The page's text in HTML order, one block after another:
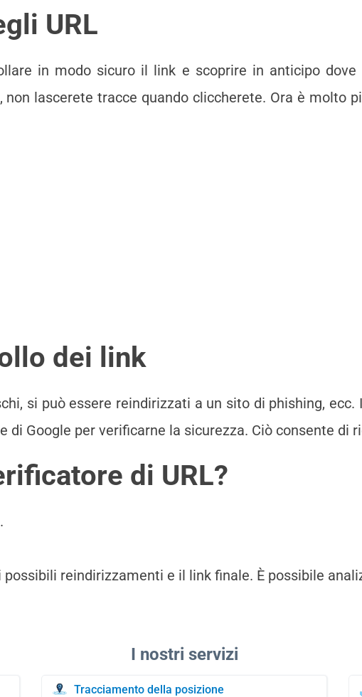
URL
in modo sicuro il link e scoprire in anticipo
lascerete tracce quando cliccherete. Ora è molto
dei link
si può essere reindirizzati a un sito di phishing,
Google per verificarne la sicurezza. Ciò consente di
di URL?
reindirizzamenti e il link finale. È possibile
Tracciamento della posizione